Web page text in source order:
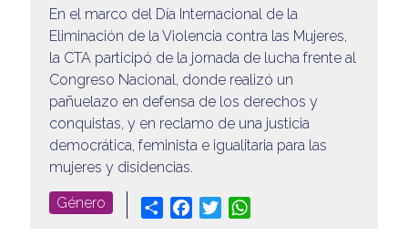
En el marco del Día Internacional de la
Eliminación de la Violencia contra las Mujeres,
la CTA participó de la jornada de lucha frente al
Congreso Nacional, donde realizó un
pañuelazo en defensa de los derechos y
conquistas, y en reclamo de una justicia
democrática, feminista e igualitaria para las
mujeres y disidencias.
Género Share Facebook
Twitter